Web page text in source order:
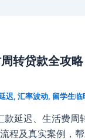
转贷款全攻
迟, 汇率波动, 留学生临
延迟、生活费
及真实案例，帮